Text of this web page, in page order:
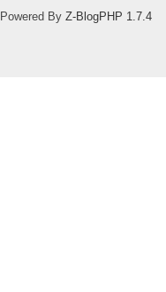
Powered By Z-BlogPHP 1.7.4